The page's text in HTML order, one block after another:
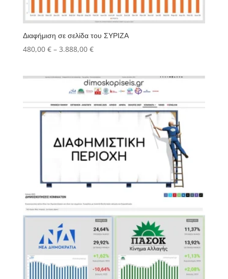
Διαφήμιση σε σελίδα του ΣΥΡΙΖΑ
480,00 € – 3.888,00 €Price
through
3.888,00 €